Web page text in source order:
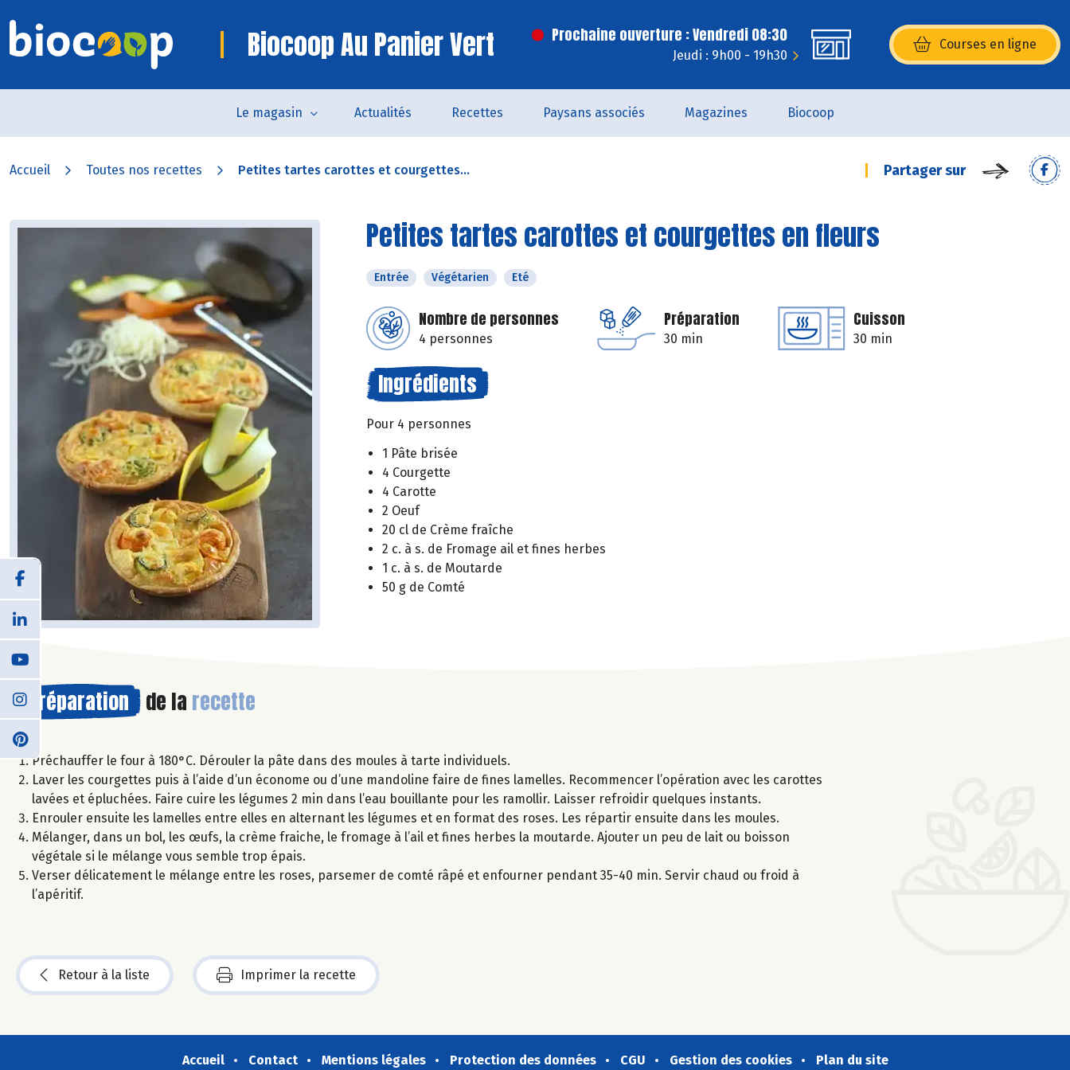
Biocoop Au Panier Vert Prochaine ouverture : Vendredi 08:30
Jeudi : 9h00 - 19h30
Courses en ligne
(s’ouvre dans une nouvelle
Le magasin Actualités Recettes Paysans associés Magazines Biocoop
Accueil Toutes nos recettes Petites tartes carottes et courgettes... Partager sur
Petites tartes carottes et courgettes en fleurs
Entrée Végétarien Eté
Nombre de personnes
4 personnes
Préparation
30 min
Cuisson
30 min
Ingrédients
Pour 4 personnes
1 Pâte brisée
4 Courgette
4 Carotte
2 Oeuf
20 cl de Crème fraîche
2 c. à s. de Fromage ail et fines herbes
1 c. à s. de Moutarde
50 g de Comté
Préparation de la recette
Préchauffer le four à 180°C. Dérouler la pâte dans des moules à tarte individuels.
Laver les courgettes puis à l’aide d’un économe ou d’une mandoline faire de fines lamelles. Recommencer l’opération avec les carottes
lavées et épluchées. Faire cuire les légumes 2 min dans l’eau bouillante pour les ramollir. Laisser refroidir quelques instants.
Enrouler ensuite les lamelles entre elles en alternant les légumes et en format des roses. Les répartir ensuite dans les moules.
Mélanger, dans un bol, les œufs, la crème fraiche, le fromage à l’ail et fines herbes la moutarde. Ajouter un peu de lait ou boisson
végétale si le mélange vous semble trop épais.
Verser délicatement le mélange entre les roses, parsemer de comté râpé et enfourner pendant 35-40 min. Servir chaud ou froid à
l’apéritif.
Retour à la liste Imprimer la recette
Accueil Contact Mentions légales Protection des données CGU Gestion des cookies Plan du site